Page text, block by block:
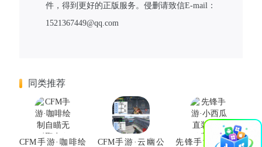
件，得到更好的正版服务。侵删请致信E-mail：
1521367449@qq.com
同类推荐
CFM手游·咖啡绘 CFM手游·云幽公 先锋手游·小西瓜